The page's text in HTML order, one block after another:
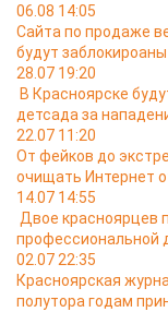
06.08 14:05
Сайта по продаже
будут заблокироаны
28.07 19:20
В Красноярске
детсада за
22.07 11:20
От фейков до
очищать Интернет
14.07 14:55
Двое красноярцев
профессиональной
02.07 22:35
Красноярская
полутора годам